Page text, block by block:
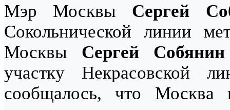
Мэр Москвы Сергей
Сокольнической линии
Москвы Сергей Собянин
участку Некрасовской
сообщалось, что Москва